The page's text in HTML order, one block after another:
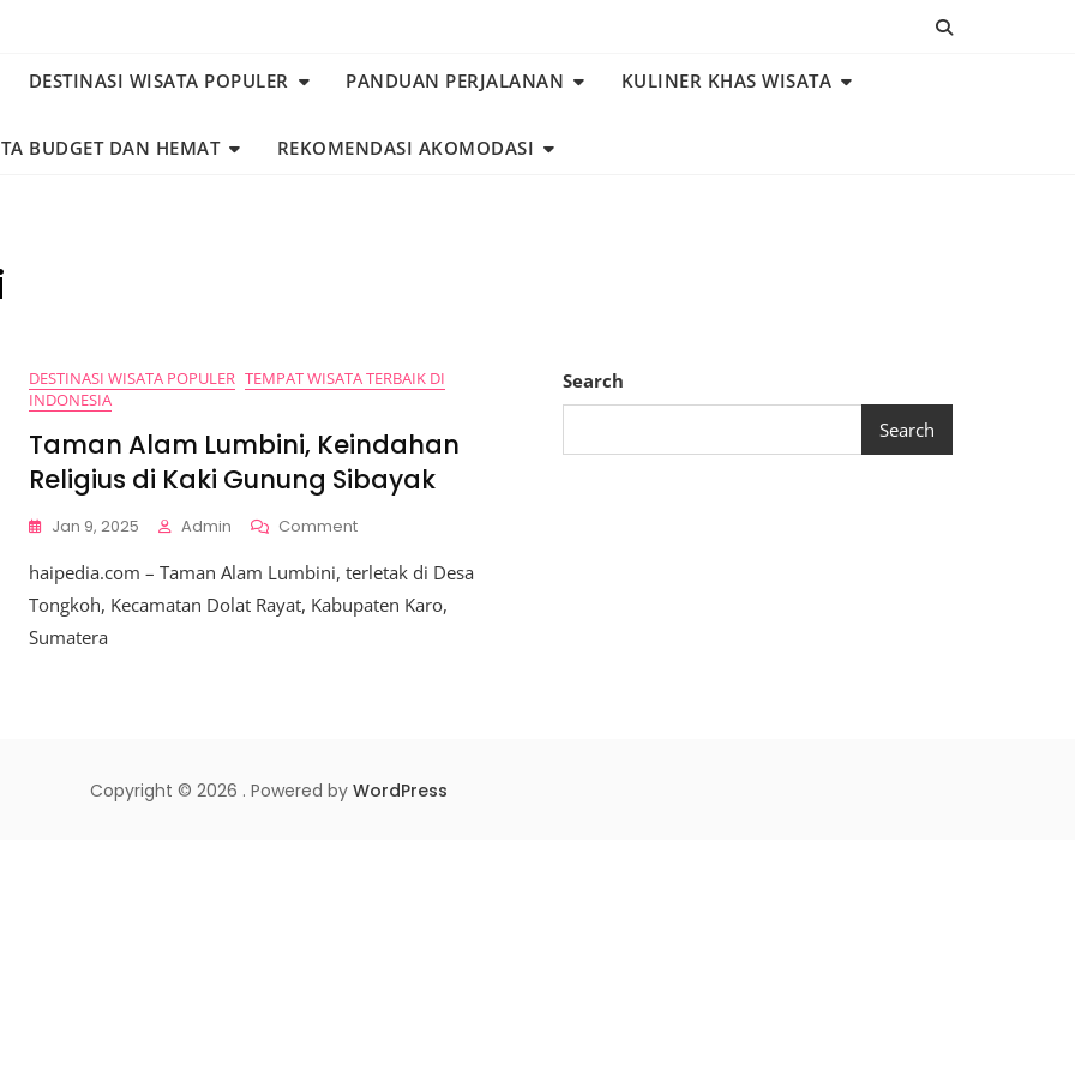
DESTINASI WISATA POPULER PANDUAN PERJALANAN KULINER KHAS WISATA
BUDGET DAN HEMAT REKOMENDASI AKOMODASI
DESTINASI WISATA POPULER TEMPAT WISATA TERBAIK DI
INDONESIA
Taman Alam Lumbini, Keindahan
Religius di Kaki Gunung Sibayak
Jan 9, 2025 Admin CommentOn
Alam
Lumbini,
haipedia.com – Taman Alam Lumbini, terletak di Desa
Tongkoh, Kecamatan Dolat Rayat, Kabupaten Karo,
Sumatera
Search
Search
Copyright © 2026 . Powered by WordPress